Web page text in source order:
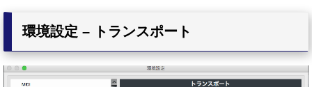
環境設定 – トランスポート